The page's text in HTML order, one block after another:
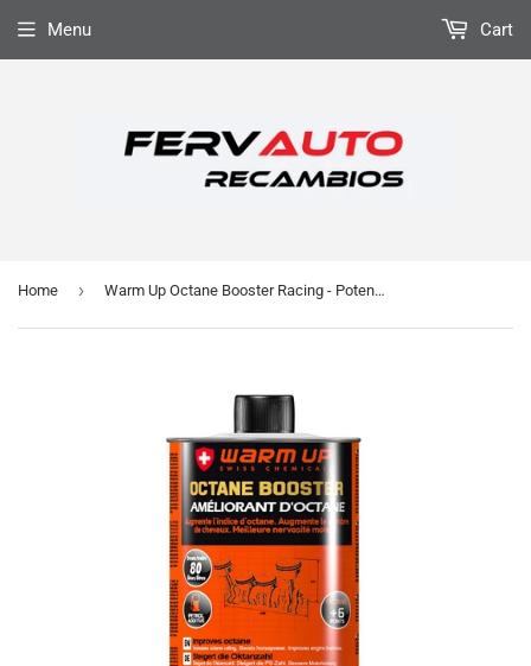
Menu Cart
Home › Warm Up Octane Booster Racing - Potenciador de Octanaje